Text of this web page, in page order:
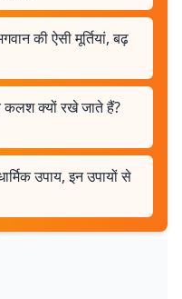
की ऐसी मूर्तियां, बढ़
कलश क्यों रखे जाते हैं?
उपाय, इन उपायों से